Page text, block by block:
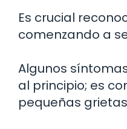
Es crucial
comenzando a
Algunos
al principio; es
pequeñas